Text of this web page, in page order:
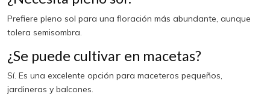
Prefiere pleno sol para una floración más abundante, aunque
tolera semisombra.
¿Se puede cultivar en macetas?
Sí. Es una excelente opción para maceteros pequeños,
jardineras y balcones.